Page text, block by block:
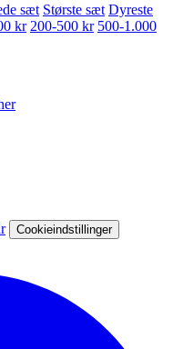
sæt Største sæt Dyreste
kr 200-500 kr 500-1.000
Cookieindstillinger